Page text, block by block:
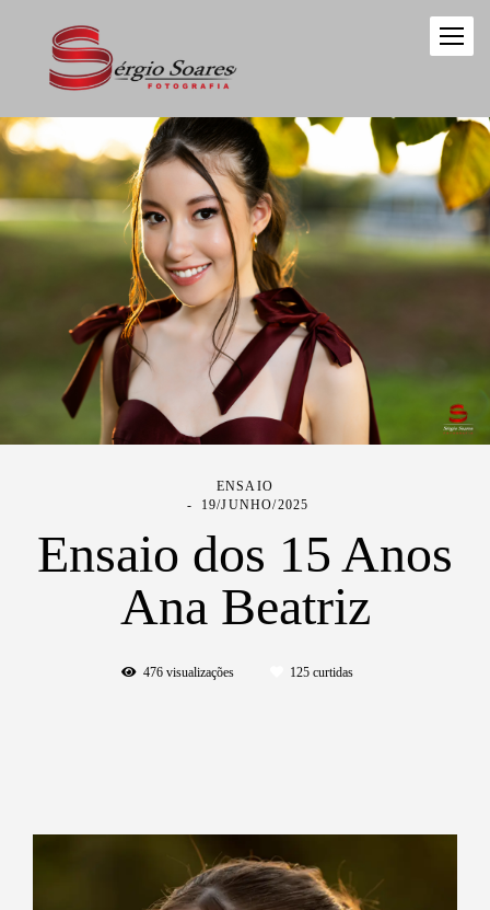
ENSAIO
19/JUNHO/2025
Ensaio dos 15 Anos
Ana Beatriz
476visualizações 125curtidas